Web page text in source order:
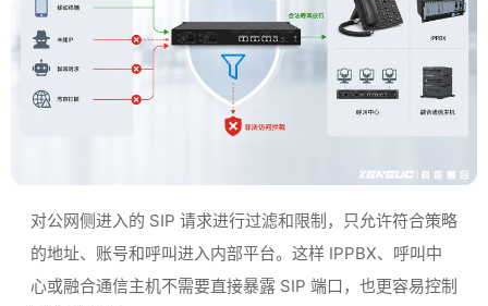
对公网侧进入的 SIP 请求进行过滤和限制，只允许符合策略
的地址、账号和呼叫进入内部平台。这样 IPPBX、呼叫中
心或融合通信主机不需要直接暴露 SIP 端口，也更容易控制